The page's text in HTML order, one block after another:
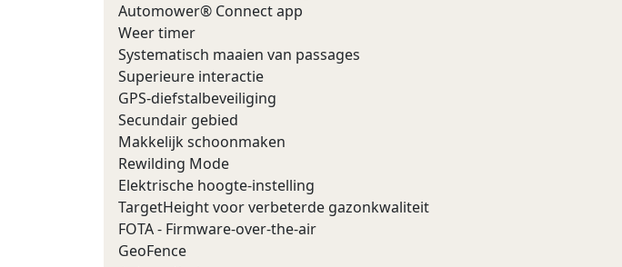
Automower® Connect app
Weer timer
Systematisch maaien van passages
Superieure interactie
GPS-diefstalbeveiliging
Secundair gebied
Makkelijk schoonmaken
Rewilding Mode
Elektrische hoogte-instelling
TargetHeight voor verbeterde gazonkwaliteit
FOTA - Firmware-over-the-air
GeoFence